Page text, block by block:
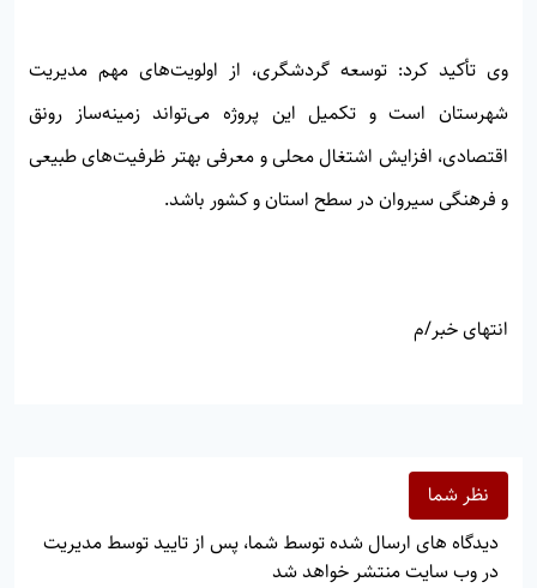
وی تأکید کرد: توسعه گردشگری، از اولویت‌های مهم مدیریت
شهرستان است و تکمیل این پروژه می‌تواند زمینه‌ساز رونق
اقتصادی، افزایش اشتغال محلی و معرفی بهتر ظرفیت‌های طبیعی
و فرهنگی سیروان در سطح استان و کشور باشد.
انتهای خبر/م
نظر شما
دیدگاه های ارسال شده توسط شما، پس از تایید توسط مدیریت
در وب سایت منتشر خواهد شد